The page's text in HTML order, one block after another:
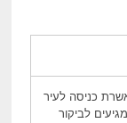
אשרת כניסה לעיר
לביקור